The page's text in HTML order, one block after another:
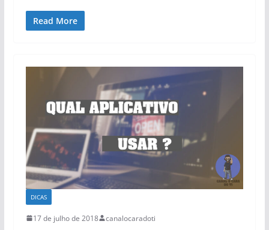
Read More
DICAS
17 de julho de 2018 canalocaradoti